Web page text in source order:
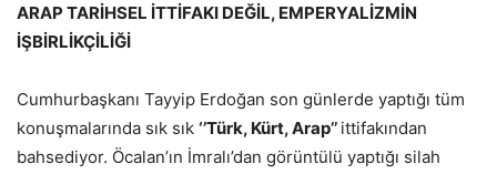
ARAP TARİHSEL İTTİFAKI DEĞİL, EMPERYALİZMİN
İŞBİRLİKÇİLİĞİ
Cumhurbaşkanı Tayyip Erdoğan son günlerde yaptığı tüm
konuşmalarında sık sık ‘’Türk, Kürt, Arap’’ ittifakından
bahsediyor. Öcalan’ın İmralı’dan görüntülü yaptığı silah